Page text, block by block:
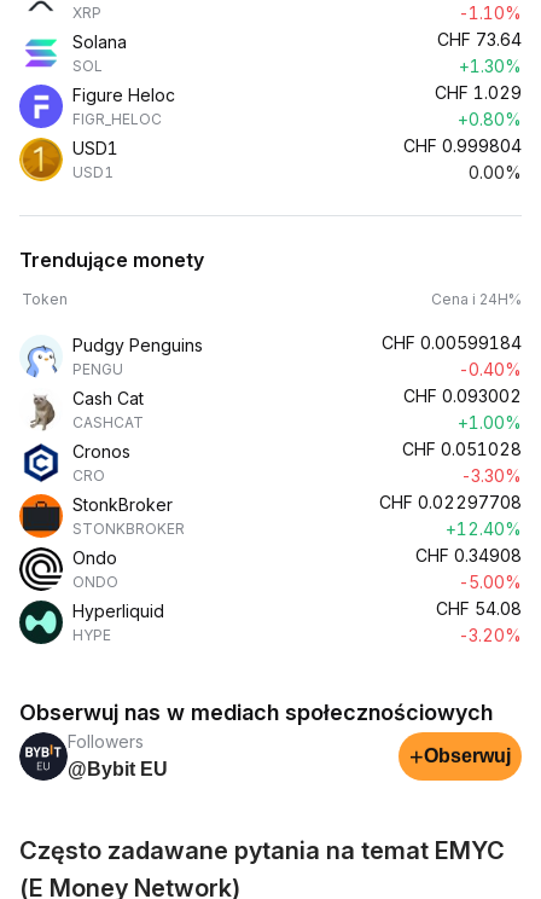
XRP
-1.10%
Solana
SOL
CHF 73.64
+1.30%
Figure Heloc
FIGR_HELOC
CHF 1.029
+0.80%
USD1
USD1
CHF 0.999804
0.00%
Trendujące monety
Token Cena i 24H%
Pudgy Penguins
PENGU
CHF 0.00599184
-0.40%
Cash Cat
CASHCAT
CHF 0.093002
+1.00%
Cronos
CRO
CHF 0.051028
-3.30%
StonkBroker
STONKBROKER
CHF 0.02297708
+12.40%
Ondo
ONDO
CHF 0.34908
-5.00%
Hyperliquid
HYPE
CHF 54.08
-3.20%
Obserwuj nas w mediach społecznościowych
Followers
@Bybit EU
+Obserwuj
Często zadawane pytania na temat EMYC
(E Money Network)